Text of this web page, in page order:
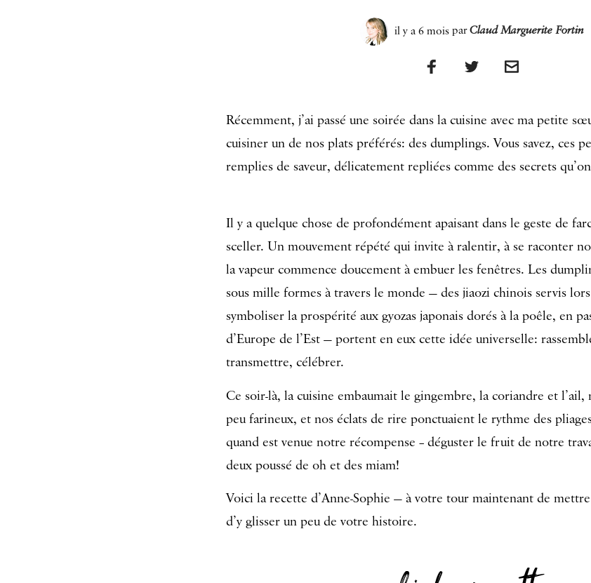
il y a 6 moisparClaud Marguerite Fortin
Récemment, j’ai passé une soirée dans la cuisine avec ma petite
cuisiner un de nos plats préférés: des dumplings. Vous savez, ces
remplies de saveur, délicatement repliées comme des secrets
Il y a quelque chose de profondément apaisant dans le geste de
sceller. Un mouvement répété qui invite à ralentir, à se raconter
la vapeur commence doucement à embuer les fenêtres. Les
sous mille formes à travers le monde — des jiaozi chinois servis
symboliser la prospérité aux gyozas japonais dorés à la poêle, en
d’Europe de l’Est — portent en eux cette idée universelle:
transmettre, célébrer.
Ce soir-là, la cuisine embaumait le gingembre, la coriandre et l’ail,
peu farineux, et nos éclats de rire ponctuaient le rythme des
quand est venue notre récompense – déguster le fruit de notre
deux poussé de oh et des miam!
Voici la recette d’Anne-Sophie — à votre tour maintenant de
d’y glisser un peu de votre histoire.